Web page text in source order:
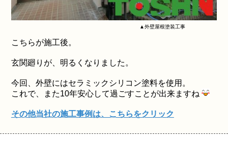
▲外壁屋根塗装工事
こちらが施工後。
玄関廻りが、明るくなりました。
今回、外壁にはセラミックシリコン塗料を使用。
これで、また10年安心して過ごすことが出来ますね
その他当社の施工事例は、こちらをクリック